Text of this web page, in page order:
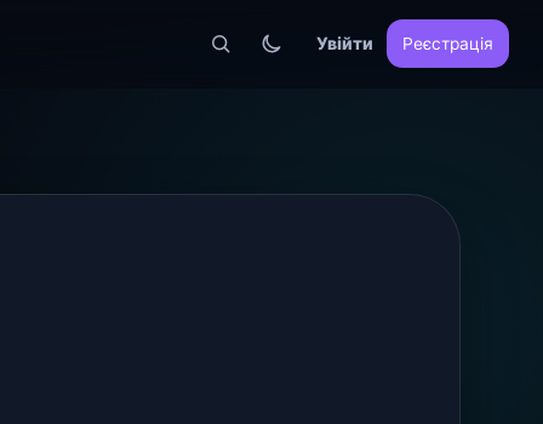
Увійти Реєстрація